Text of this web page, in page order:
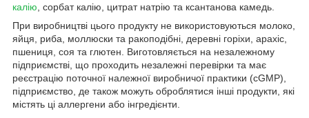
калію , сорбат калію, цитрат натрію та ксантанова камедь.
При виробництві цього продукту не використовуються молоко,
яйця, риба, моллюски та ракоподібні, деревні горіхи, арахіс,
пшениця, соя та глютен. Виготовляється на незалежному
підприємстві, що проходить незалежні перевірки та має
реєстрацію поточної належної виробничої практики (cGMP),
підприємство, де також можуть оброблятися інші продукти, які
містять ці аллергени або інгредієнти.